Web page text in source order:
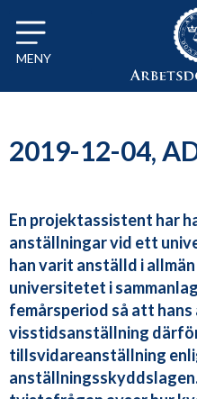
Till innehåll på sidan x
MENY
2019-12-04,
En projektassistent har
anställningar vid ett
han varit anställd i
universitetet i
femårsperiod så att hans
visstidsanställning
tillsvidareanställning